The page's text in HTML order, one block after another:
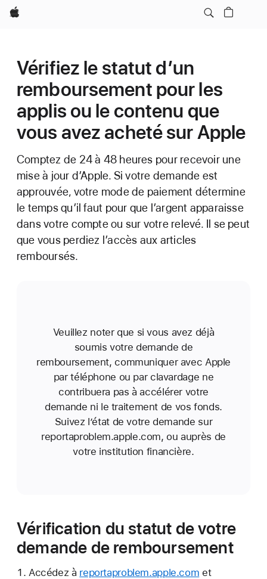
Apple
Vérifiez le statut d’un
remboursement pour les
applis ou le contenu que
vous avez acheté sur Apple
Comptez de 24 à 48 heures pour recevoir une
mise à jour d’Apple. Si votre demande est
approuvée, votre mode de paiement détermine
le temps qu’il faut pour que l’argent apparaisse
dans votre compte ou sur votre relevé. Il se peut
que vous perdiez l’accès aux articles
remboursés.
Veuillez noter que si vous avez déjà
soumis votre demande de
remboursement, communiquer avec Apple
par téléphone ou par clavardage ne
contribuera pas à accélérer votre
demande ni le traitement de vos fonds.
Suivez l’état de votre demande sur
reportaproblem.apple.com, ou auprès de
votre institution financière.
Vérification du statut de votre
demande de remboursement
Accédez à reportaproblem.apple.com et